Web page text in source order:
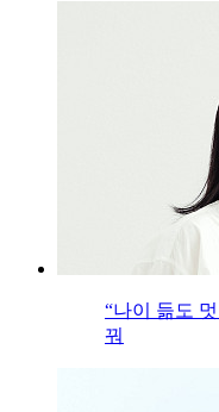
“나이 듦도
꿔